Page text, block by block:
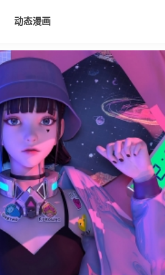
动态漫画